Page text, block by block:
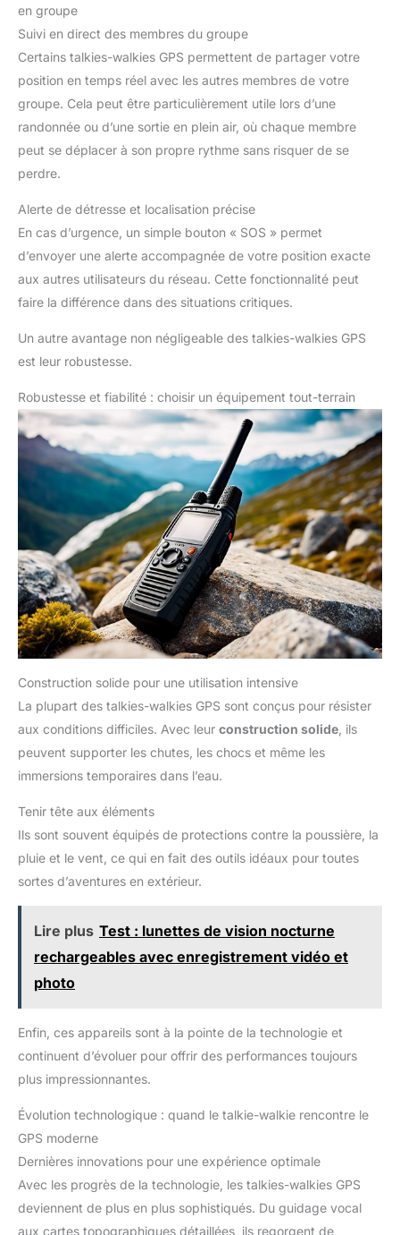
en groupe
Suivi en direct des membres du groupe
Certains talkies-walkies GPS permettent de partager votre
position en temps réel avec les autres membres de votre
groupe. Cela peut être particulièrement utile lors d’une
randonnée ou d’une sortie en plein air, où chaque membre
peut se déplacer à son propre rythme sans risquer de se
perdre.
Alerte de détresse et localisation précise
En cas d’urgence, un simple bouton « SOS » permet
d’envoyer une alerte accompagnée de votre position exacte
aux autres utilisateurs du réseau. Cette fonctionnalité peut
faire la différence dans des situations critiques.
Un autre avantage non négligeable des talkies-walkies GPS
est leur robustesse.
Robustesse et fiabilité : choisir un équipement tout-terrain
Construction solide pour une utilisation intensive
La plupart des talkies-walkies GPS sont conçus pour résister
aux conditions difficiles. Avec leur construction solide , ils
peuvent supporter les chutes, les chocs et même les
immersions temporaires dans l’eau.
Tenir tête aux éléments
Ils sont souvent équipés de protections contre la poussière, la
pluie et le vent, ce qui en fait des outils idéaux pour toutes
sortes d’aventures en extérieur.
Lire plus Test : lunettes de vision nocturne
rechargeables avec enregistrement vidéo et
photo
Enfin, ces appareils sont à la pointe de la technologie et
continuent d’évoluer pour offrir des performances toujours
plus impressionnantes.
Évolution technologique : quand le talkie-walkie rencontre le
GPS moderne
Dernières innovations pour une expérience optimale
Avec les progrès de la technologie, les talkies-walkies GPS
deviennent de plus en plus sophistiqués. Du guidage vocal
aux cartes topographiques détaillées, ils regorgent de